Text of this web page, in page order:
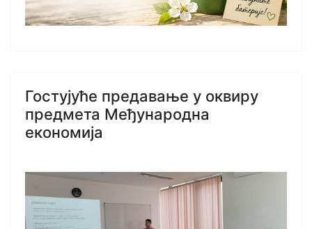
Гостујуће предавање у оквиру
предмета Међународна
економија